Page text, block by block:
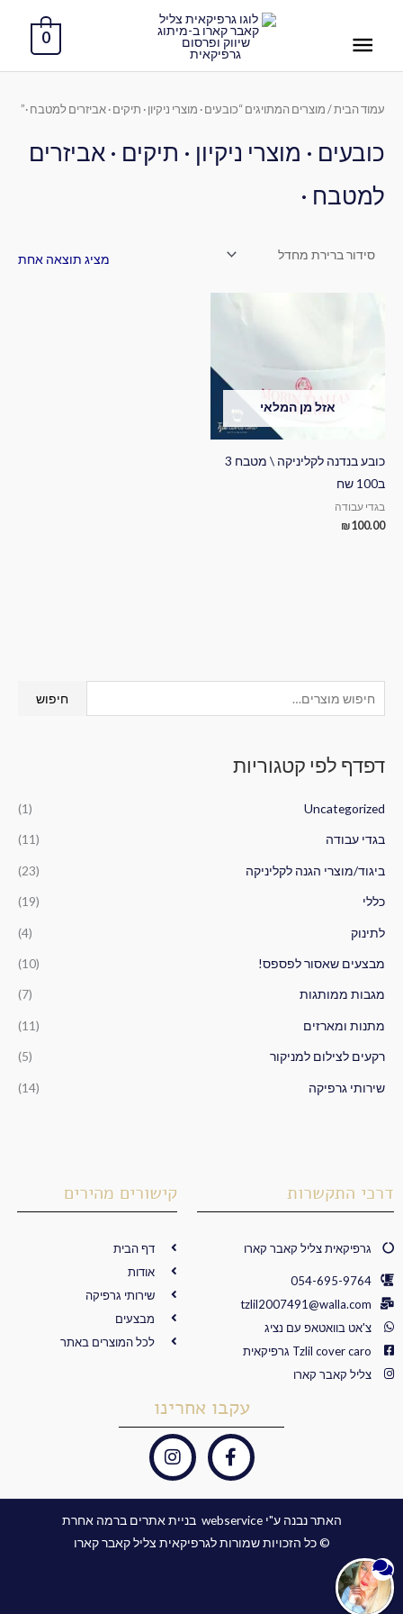
ראשי
0
י
ו
ע
ב
:
חיפוש
דפדף לפי קטגוריות
Uncategorized
(1)
בגדי עבודה (11)
ביגוד/מוצרי הגנה לקליניקה (23)
כללי (19)
לתינוק (4)
מבצעים שאסור לפספס! (10)
מגבות ממותגות (7)
מתנות ומארזים (11)
רקעים לצילום למניקור (5)
שירותי גרפיקה (14)
עמוד הבית/ מוצרים המתויגים “כובעים · מוצרי ניקיון · תיקים · אביזרים למטבח ·”
כובעים · מוצרי ניקיון · תיקים · אביזרים
למטבח ·
מציג תוצאה אחת
אזל מן המלאי
כובע בנדנה לקליניקה \ מטבח 3
ב100 שח
בגדי עבודה
₪100.00
דרכי התקשרות
גרפיקאית צליל קאבר קארו
054-695-9764
tzlil2007491@walla.com
צ'אט בוואטאפ עם נציג
Tzlil cover caro גרפיקאית
צליל קאבר קארו
קישורים מהירים
דף הבית
אודות
שירותי גרפיקה
מבצעים
לכל המוצרים באתר
עקבו אחרינו
F
a
c
e
b
o
I
n
s
t
a
g
האתר נבנה ע"י webservice ​ בניית אתרים ברמה אחרת
© כל הזכויות שמורות לגרפיקאית צליל קאבר קארו